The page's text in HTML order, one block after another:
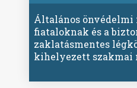
Általános önvédelmi
fiataloknak és a
zaklatásmentes
kihelyezett szakmai